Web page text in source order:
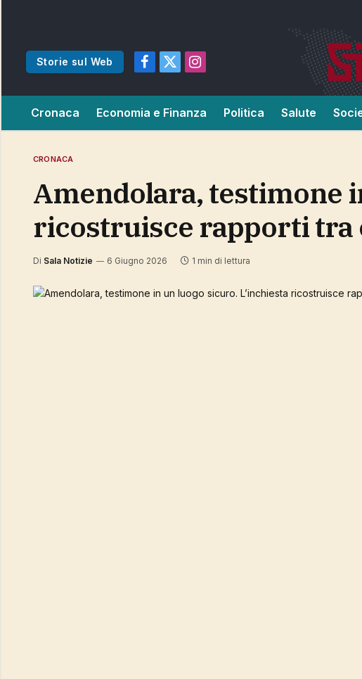
Storie sul Web
Facebook
X
Instagram
Cronaca Economia e Finanza Politica Salute
CRONACA
Amendolara, testimone in un luogo sicuro. L’inchiesta
ricostruisce rapporti tra
Di Sala Notizie 6 Giugno 2026 1 min di lettura